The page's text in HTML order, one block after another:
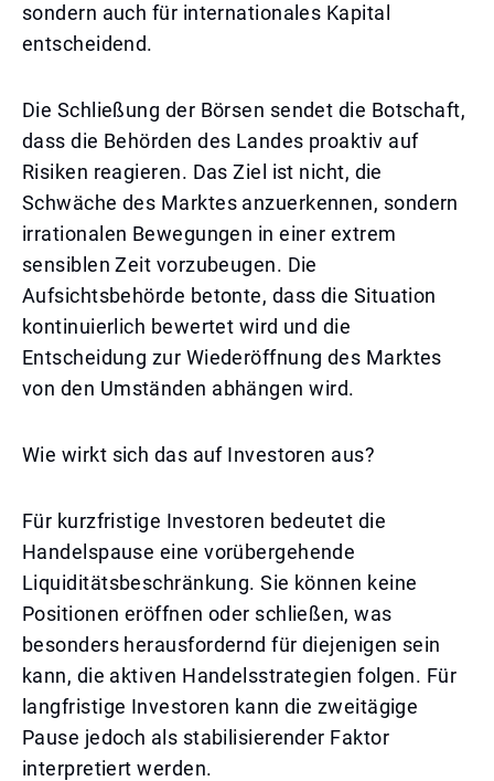
sondern auch für internationales Kapital
entscheidend.
Die Schließung der Börsen sendet die Botschaft,
dass die Behörden des Landes proaktiv auf
Risiken reagieren. Das Ziel ist nicht, die
Schwäche des Marktes anzuerkennen, sondern
irrationalen Bewegungen in einer extrem
sensiblen Zeit vorzubeugen. Die
Aufsichtsbehörde betonte, dass die Situation
kontinuierlich bewertet wird und die
Entscheidung zur Wiederöffnung des Marktes
von den Umständen abhängen wird.
Wie wirkt sich das auf Investoren aus?
Für kurzfristige Investoren bedeutet die
Handelspause eine vorübergehende
Liquiditätsbeschränkung. Sie können keine
Positionen eröffnen oder schließen, was
besonders herausfordernd für diejenigen sein
kann, die aktiven Handelsstrategien folgen. Für
langfristige Investoren kann die zweitägige
Pause jedoch als stabilisierender Faktor
interpretiert werden.